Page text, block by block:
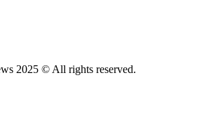
2025 © All rights reserved.